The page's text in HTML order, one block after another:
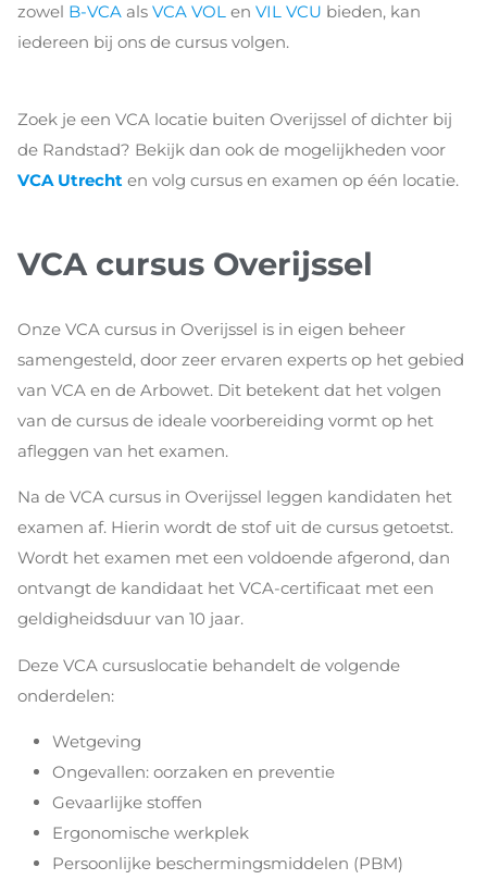
zowel B-VCA als VCA VOL en VIL VCU bieden, kan
iedereen bij ons de cursus volgen.
Zoek je een VCA locatie buiten Overijssel of dichter bij
de Randstad? Bekijk dan ook de mogelijkheden voor
VCA Utrecht en volg cursus en examen op één locatie.
VCA cursus Overijssel
Onze VCA cursus in Overijssel is in eigen beheer
samengesteld, door zeer ervaren experts op het gebied
van VCA en de Arbowet. Dit betekent dat het volgen
van de cursus de ideale voorbereiding vormt op het
afleggen van het examen.
Na de VCA cursus in Overijssel leggen kandidaten het
examen af. Hierin wordt de stof uit de cursus getoetst.
Wordt het examen met een voldoende afgerond, dan
ontvangt de kandidaat het VCA-certificaat met een
geldigheidsduur van 10 jaar.
Deze VCA cursuslocatie behandelt de volgende
onderdelen:
Wetgeving
Ongevallen: oorzaken en preventie
Gevaarlijke stoffen
Ergonomische werkplek
Persoonlijke beschermingsmiddelen (PBM)